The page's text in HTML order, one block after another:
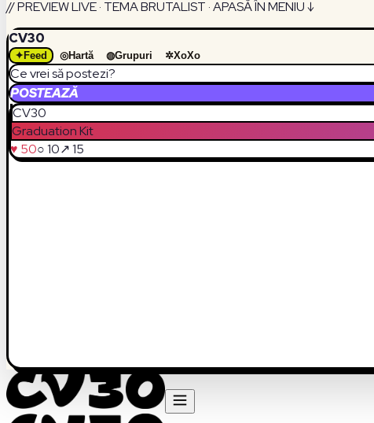
// PREVIEW LIVE · TEMA BRUTALIST · APASĂ ÎN MENIU ↓
CV30
✦ Feed ◎Hartă ◍Grupuri ✲XoXo
Ce vrei să postezi?
POSTEAZĂ
CV30
Graduation Kit
♥ 50○ 10↗ 15